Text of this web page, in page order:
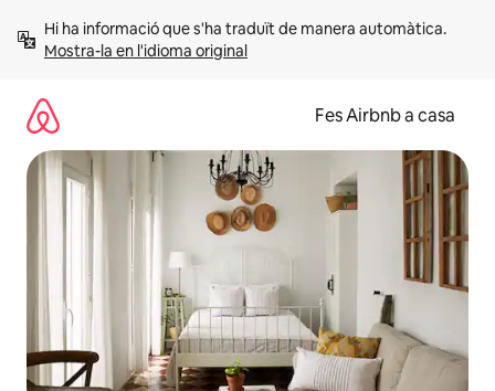
Mostra-la en l'idioma original
Fes Airbnb a casa